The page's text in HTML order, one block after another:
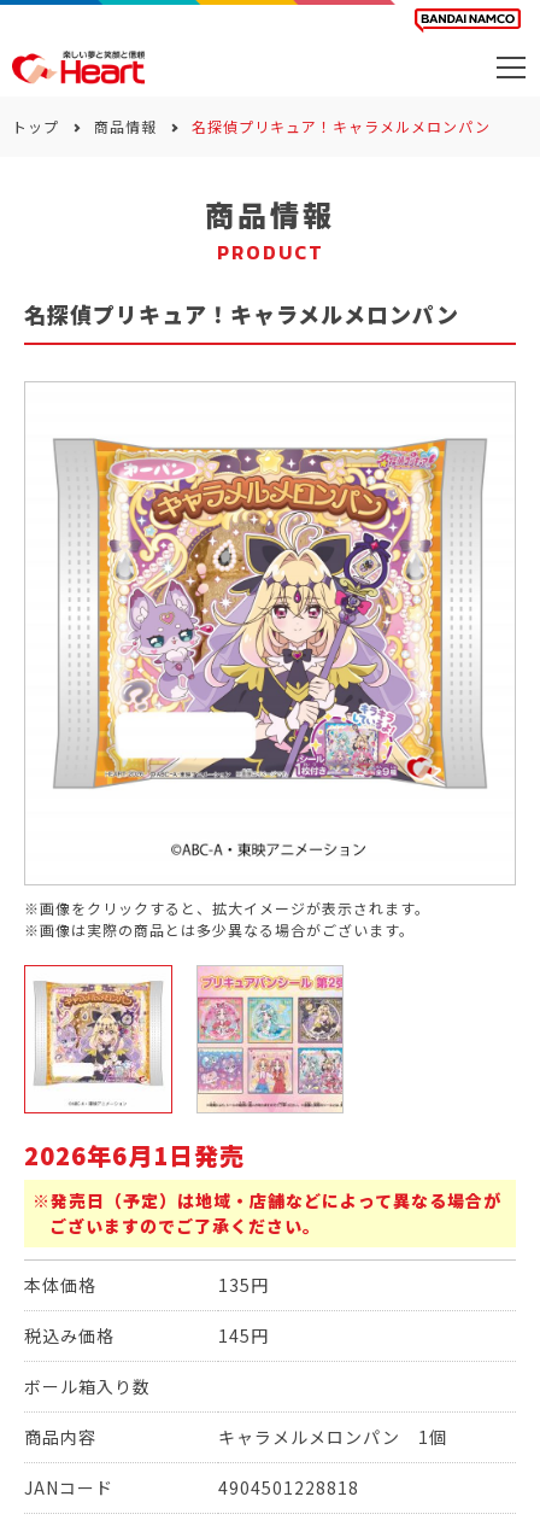
サステナビリティ
トップ 商品情報 名探偵プリキュア！キャラメルメロンパン
商品情報
PRODUCT
名探偵プリキュア！キャラメルメロンパン
※画像をクリックすると、拡大イメージが表示されます。
※画像は実際の商品とは多少異なる場合がございます。
2026年6月1日発売
※発売日（予定）は地域・店舗などによって異なる場合が
ございますのでご了承ください。
本体価格 135円
税込み価格 145円
ボール箱入り数
商品内容 キャラメルメロンパン 1個
JANコード 4904501228818